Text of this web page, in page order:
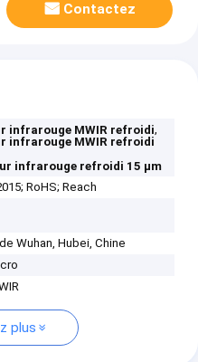
Contactez
infrarouge MWIR refroidi,
infrarouge MWIR refroidi
infrarouge refroidi 15 µm
RoHS; Reach
Wuhan, Hubei, Chine
plus